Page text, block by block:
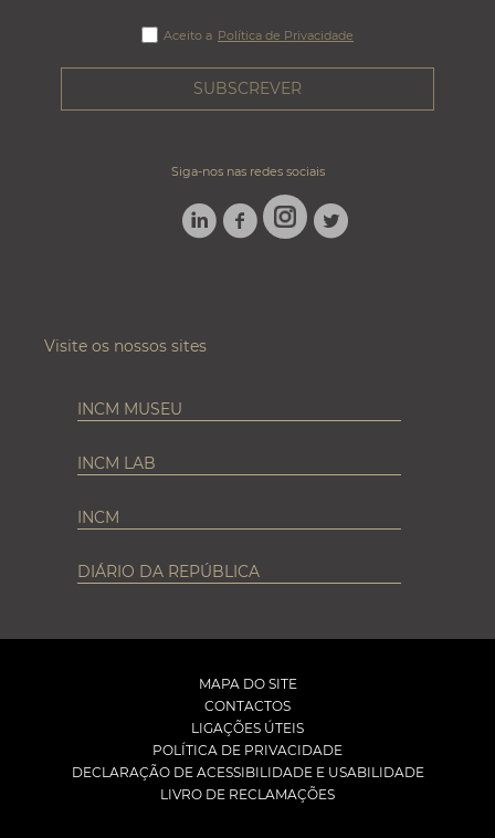
Aceito a Política de Privacidade
Siga-nos nas redes sociais
LINKEDINFACEBOOK
INSTAGRAM
TWITTER
Visite os nossos sites
INCM MUSEU
INCM LAB
INCM
DIÁRIO DA REPÚBLICA
MAPA DO SITE
CONTACTOS
LIGAÇÕES ÚTEIS
POLÍTICA DE PRIVACIDADE
DECLARAÇÃO DE ACESSIBILIDADE E USABILIDADE
LIVRO DE RECLAMAÇÕES